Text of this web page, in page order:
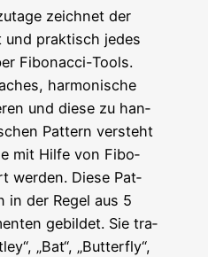
zeich­net der
und prak­tisch jedes
Fibonacci-Tools.
har­mo­ni­sche
und die­se zu han­
Pat­tern ver­steht
mit Hil­fe von Fibo­
wer­den. Die­se Pat­
in der Regel aus 5
gebil­det. Sie tra­
„Bat“, „But­ter­fly“,